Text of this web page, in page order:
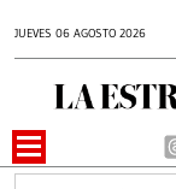
JUEVES 06 AGOSTO 2026